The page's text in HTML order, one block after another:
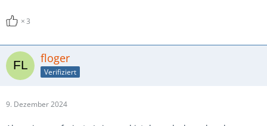
3
floger
Verifiziert
9. Dezember 2024